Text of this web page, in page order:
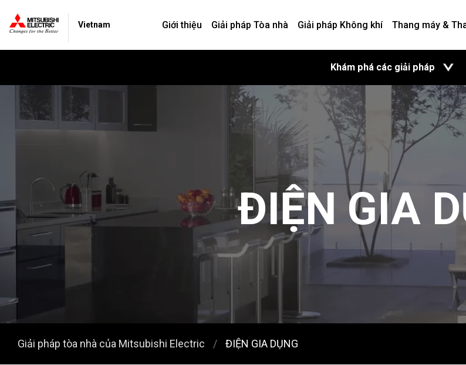
Vietnam Giới thiệu Giải pháp Tòa nhà Giải pháp Không khí Thang máy &
Khám phá các giải pháp
ĐIỆN GIA
Giải pháp tòa nhà của Mitsubishi Electric ĐIỆN GIA DỤNG